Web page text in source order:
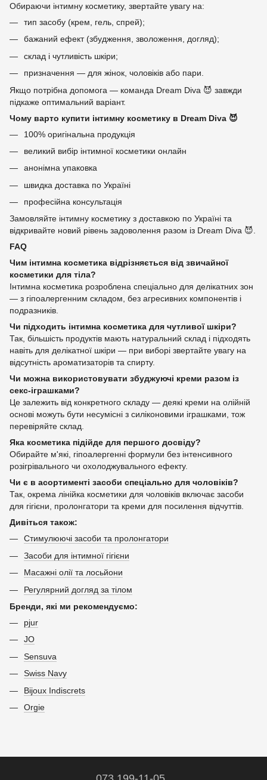
Обираючи інтимну косметику, звертайте увагу на:
тип засобу (крем, гель, спрей);
бажаний ефект (збудження, зволоження, догляд);
склад і чутливість шкіри;
призначення — для жінок, чоловіків або пари.
Якщо потрібна допомога — команда Dream Diva 😈 завжди
підкаже оптимальний варіант.
Чому варто купити інтимну косметику в Dream Diva 😈
100% оригінальна продукція
великий вибір інтимної косметики онлайн
анонімна упаковка
швидка доставка по Україні
професійна консультація
Замовляйте інтимну косметику з доставкою по Україні та
відкривайте новий рівень задоволення разом із Dream Diva 😈.
FAQ
Чим інтимна косметика відрізняється від звичайної
косметики для тіла?
Інтимна косметика розроблена спеціально для делікатних зон
— з гіпоалергенним складом, без агресивних компонентів і
подразників.
Чи підходить інтимна косметика для чутливої шкіри?
Так, більшість продуктів мають натуральний склад і підходять
навіть для делікатної шкіри — при виборі звертайте увагу на
відсутність ароматизаторів та спирту.
Чи можна використовувати збуджуючі креми разом із
секс-іграшками?
Це залежить від конкретного складу — деякі креми на олійній
основі можуть бути несумісні з силіконовими іграшками, тож
перевіряйте склад.
Яка косметика підійде для першого досвіду?
Обирайте м'які, гіпоалергенні формули без інтенсивного
розігрівального чи охолоджувального ефекту.
Чи є в асортименті засоби спеціально для чоловіків?
Так, окрема лінійка косметики для чоловіків включає засоби
для гігієни, пролонгатори та креми для посилення відчуттів.
Дивіться також:
Стимулюючі засоби та пролонгатори
Засоби для інтимної гігієни
Масажні олії та лосьйони
Регулярний догляд за тілом
Бренди, які ми рекомендуємо:
pjur
JO
Sensuva
Swiss Navy
Bijoux Indiscrets
Orgie